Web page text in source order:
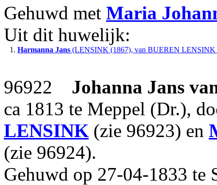
Gehuwd met Maria
Uit dit huwelijk:
1. Harmanna Jans (LENSINK (1867), van BUEREN LENSINK
96922 Johanna Jans
ca 1813 te Meppel (Dr.),
LENSINK (zie 96923) en
(zie 96924).
Gehuwd op 27-04-1833 te